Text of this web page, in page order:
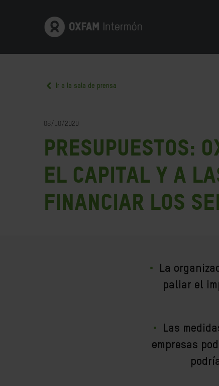
Ir a la sala de prensa
08/10/2020
Presupuestos:
el capital y a
financiar los
La
paliar el
Las
empresas